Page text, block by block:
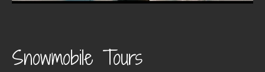
Snowmobile Tours